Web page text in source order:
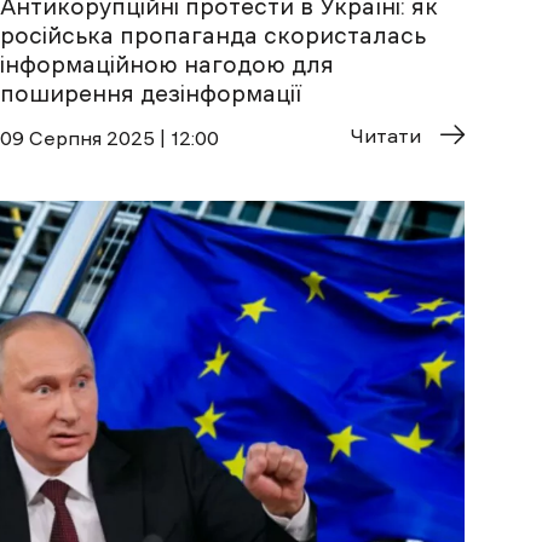
Антикорупційні протести в Україні: як
російська пропаганда скористалась
інформаційною нагодою для
поширення дезінформації
09 Cерпня 2025 | 12:00 Читати